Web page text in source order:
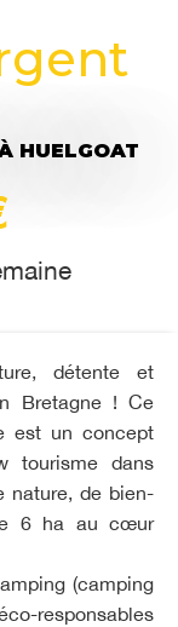
HUELGOAT
détente et
Bretagne ! Ce
est un concept
tourisme dans
nature, de bien-
6 ha au cœur
(camping
responsables